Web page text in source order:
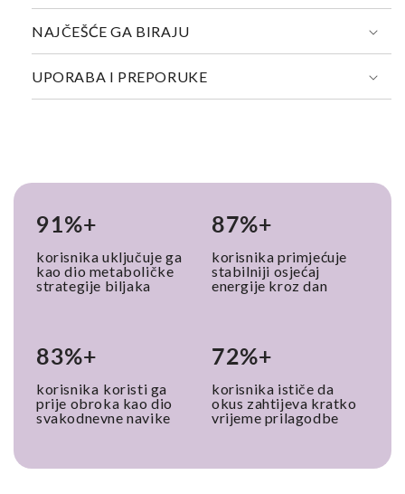
NAJČEŠĆE GA BIRAJU
UPORABA I PREPORUKE
91%+
korisnika uključuje ga
kao dio metaboličke
strategije biljaka
87%+
korisnika primjećuje
stabilniji osjećaj
energije kroz dan
83%+
korisnika koristi ga
prije obroka kao dio
svakodnevne navike
72%+
korisnika ističe da
okus zahtijeva kratko
vrijeme prilagodbe